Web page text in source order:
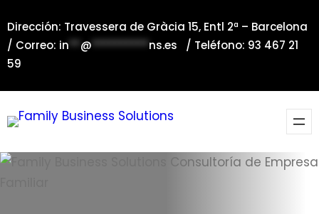
al
contenido
Dirección: Travessera de Gràcia 15, Entl 2ª – Barcelona
/ Correo: in**@**********ns.es / Teléfono: 93 467 21
59